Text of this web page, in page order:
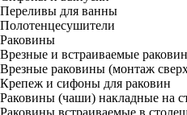
Переливы для ванны
Полотенцесушители
Раковины
Врезные и встраиваемые
Врезные раковины (монтаж
Крепеж и сифоны для раковин
Раковины (чаши) накладные на
Раковины встраиваемые в